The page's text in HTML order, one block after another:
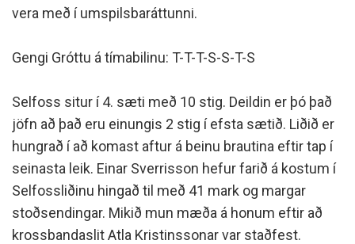
vera með í umspilsbaráttunni.
Gengi Gróttu á tímabilinu: T-T-T-S-S-T-S
Selfoss situr í 4. sæti með 10 stig. Deildin er þó það
jöfn að það eru einungis 2 stig í efsta sætið. Liðið er
hungrað í að komast aftur á beinu brautina eftir tap í
seinasta leik. Einar Sverrisson hefur farið á kostum í
Selfossliðinu hingað til með 41 mark og margar
stoðsendingar. Mikið mun mæða á honum eftir að
krossbandaslit Atla Kristinssonar var staðfest.